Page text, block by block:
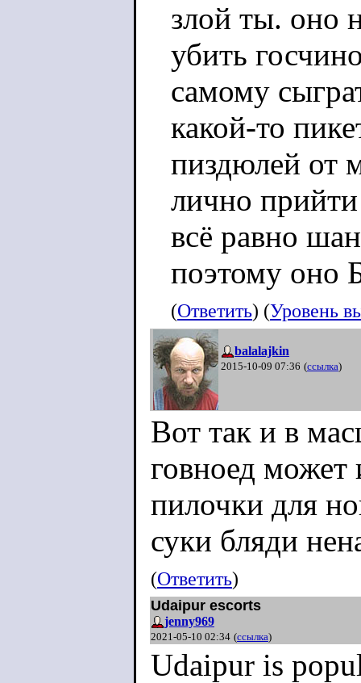
злой ты. оно
убить
самому
какой-то
пиздюлей от
лично
всё равно
поэтому оно
(Ответить) (Уровень
balalajkin
2015-10-09 07:36 (ссылка)
Вот так и в
говноед может
пилочки для
суки бляди
(Ответить)
Udaipur escorts
jenny969
2021-05-10 02:34 (ссылка)
Udaipur is